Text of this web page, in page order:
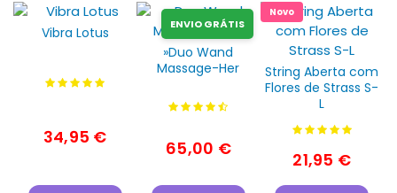
Vibra Lotus
34,95 €
»Duo Wand
Massage-Her
65,00 €
ENVIO GRÁTIS
Novo
String Aberta com
Flores de Strass S-
L
21,95 €